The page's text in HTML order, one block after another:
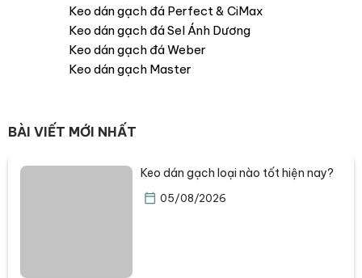
Keo dán gạch đá Perfect & CiMax
Keo dán gạch đá Sel Ánh Dương
Keo dán gạch đá Weber
Keo dán gạch Master
BÀI VIẾT MỚI NHẤT
Keo dán gạch loại nào tốt hiện nay?
05/08/2026